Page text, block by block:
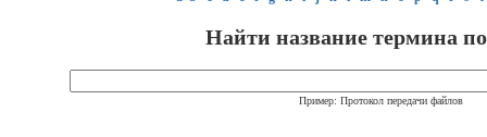
Найти название термина
Пример: Протокол передачи файлов